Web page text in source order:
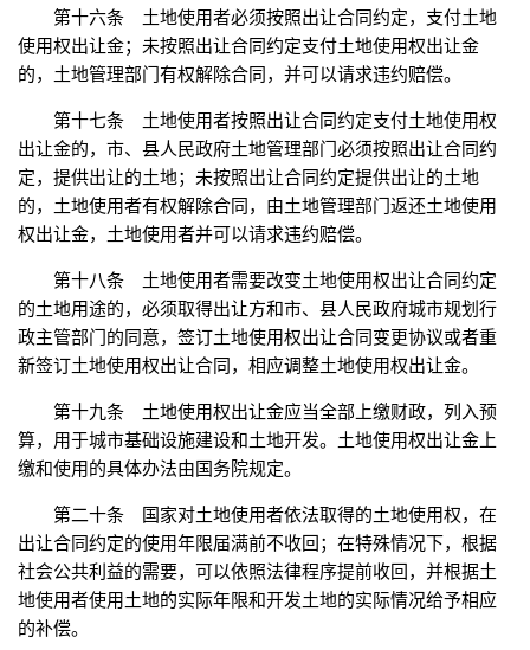
第十六条 土地使用者必须按照出让合同约定，支付土地
使用权出让金；未按照出让合同约定支付土地使用权出让金
的，土地管理部门有权解除合同，并可以请求违约赔偿。
第十七条 土地使用者按照出让合同约定支付土地使用权
出让金的，市、县人民政府土地管理部门必须按照出让合同约
定，提供出让的土地；未按照出让合同约定提供出让的土地
的，土地使用者有权解除合同，由土地管理部门返还土地使用
权出让金，土地使用者并可以请求违约赔偿。
第十八条 土地使用者需要改变土地使用权出让合同约定
的土地用途的，必须取得出让方和市、县人民政府城市规划行
政主管部门的同意，签订土地使用权出让合同变更协议或者重
新签订土地使用权出让合同，相应调整土地使用权出让金。
第十九条 土地使用权出让金应当全部上缴财政，列入预
算，用于城市基础设施建设和土地开发。土地使用权出让金上
缴和使用的具体办法由国务院规定。
第二十条 国家对土地使用者依法取得的土地使用权，在
出让合同约定的使用年限届满前不收回；在特殊情况下，根据
社会公共利益的需要，可以依照法律程序提前收回，并根据土
地使用者使用土地的实际年限和开发土地的实际情况给予相应
的补偿。